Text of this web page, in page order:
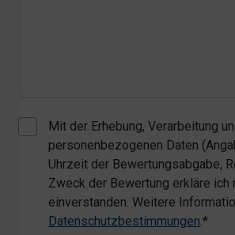
Mit der Erhebung, Verarbeitung
personenbezogenen Daten
Uhrzeit der Bewertungsabgabe,
Zweck der Bewertung erkläre ich
einverstanden. Weitere
Datenschutzbestimmungen.*